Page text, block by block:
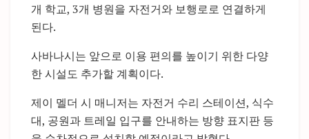
개 학교, 3개 병원을 자전거와 보행로로 연결하게
된다.
사바나시는 앞으로 이용 편의를 높이기 위한 다양
한 시설도 추가할 계획이다.
제이 멜더 시 매니저는 자전거 수리 스테이션, 식수
대, 공원과 트레일 입구를 안내하는 방향 표지판 등